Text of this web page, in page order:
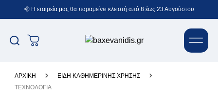
🌞 Η εταιρεία μας θα παραμείνει κλειστή από 8 έως 23 Αυγούστου
ΑΡΧΙΚΉ
ΕΙΔΗ ΚΑΘΗΜΕΡΙΝΗΣ ΧΡΗΣΗΣ
ΤΕΧΝΟΛΟΓΙΑ